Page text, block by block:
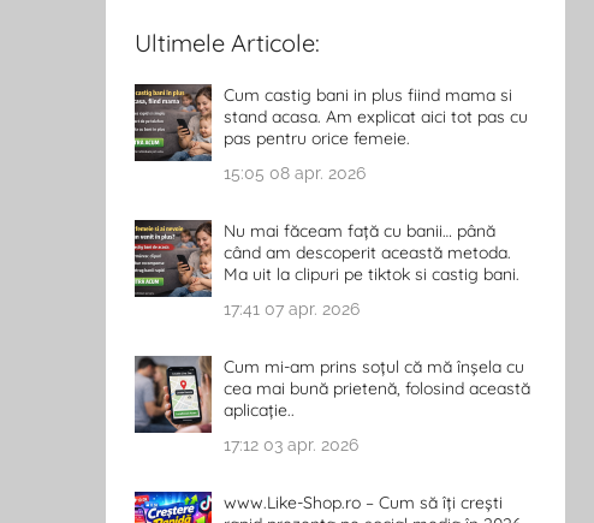
Ultimele Articole:
Cum castig bani in plus fiind mama si
stand acasa. Am explicat aici tot pas cu
pas pentru orice femeie.
15:05 08 apr. 2026
Nu mai făceam față cu banii… până
când am descoperit această metoda.
Ma uit la clipuri pe tiktok si castig bani.
17:41 07 apr. 2026
Cum mi-am prins soțul că mă înșela cu
cea mai bună prietenă, folosind această
aplicație..
17:12 03 apr. 2026
www.Like-Shop.ro – Cum să îți crești